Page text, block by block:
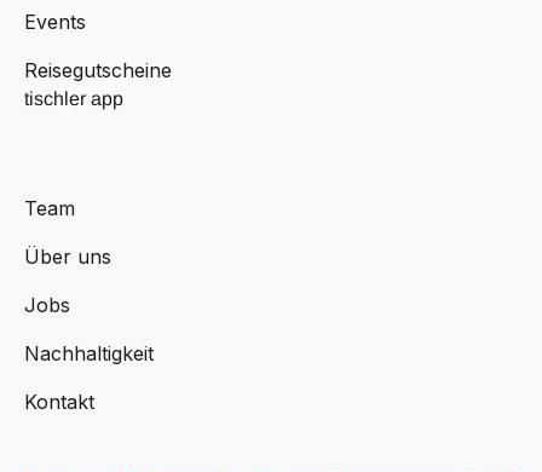
Events
Reisegutscheine
tischler app
Team
Über uns
Jobs
Nachhaltigkeit
Kontakt